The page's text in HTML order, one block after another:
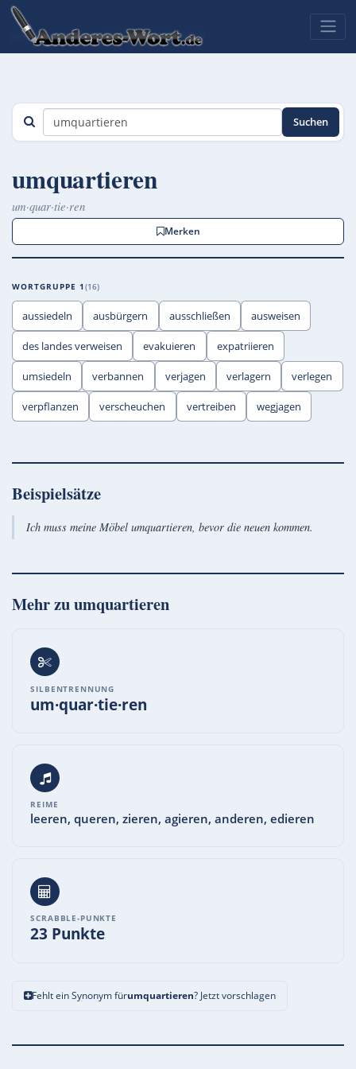
Suchen
umquartieren
um·quar·tie·ren
Merken
WORTGRUPPE 1 16
aussiedeln ausbürgern ausschließen ausweisen
des landes verweisen evakuieren expatriieren
umsiedeln verbannen verjagen verlagern verlegen
verpflanzen verscheuchen vertreiben wegjagen
Beispielsätze
Ich muss meine Möbel umquartieren, bevor die neuen kommen.
Mehr zuumquartieren
SILBENTRENNUNG
um·quar·tie·ren
REIME
leeren, queren, zieren, agieren, anderen, edieren
SCRABBLE-PUNKTE
23 Punkte
Fehlt ein Synonym fürumquartieren? Jetzt vorschlagen